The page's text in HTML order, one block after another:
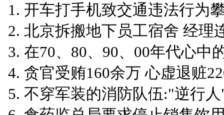
开车打手机致交通违法行为
北京拆搬地下员工宿舍 经理
在70、80、90、00年代心中
贪官受贿160余万 心虚退赃
不穿军装的消防队伍:"逆行